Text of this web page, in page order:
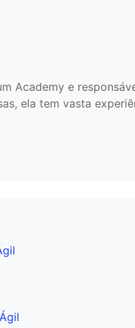
Academy e
ela tem vasta